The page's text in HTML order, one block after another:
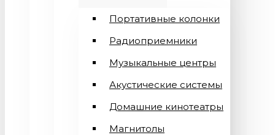
Портативные колонки
Радиоприемники
Музыкальные центры
Акустические системы
Домашние кинотеатры
Магнитолы